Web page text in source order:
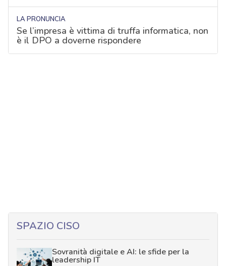
LA PRONUNCIA
Se l’impresa è vittima di truffa informatica, non
è il DPO a doverne rispondere
SPAZIO CISO
Sovranità digitale e AI: le sfide per la
leadership IT